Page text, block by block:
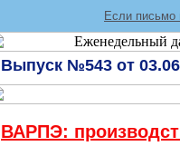
Если письмо
Выпуск №543 от
ВАРПЭ: